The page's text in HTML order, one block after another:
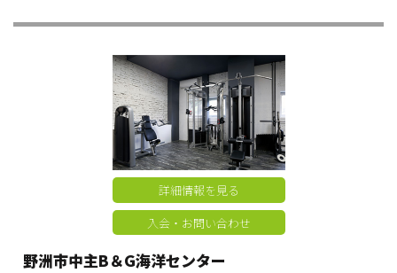
詳細情報を見る
入会・お問い合わせ
野洲市中主B＆G海洋センター